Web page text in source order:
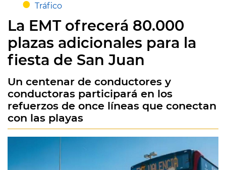
Tráfico
La EMT ofrecerá 80.000
plazas adicionales para la
fiesta de San Juan
Un centenar de conductores y
conductoras participará en los
refuerzos de once líneas que conectan
con las playas